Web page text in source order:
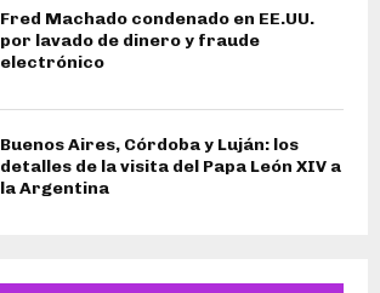
Fred Machado condenado en EE.UU.
por lavado de dinero y fraude
electrónico
Buenos Aires, Córdoba y Luján: los
detalles de la visita del Papa León XIV a
la Argentina